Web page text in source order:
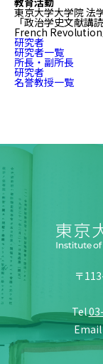
東京大学大学院 法
「政治学史文献
French Revolution
研究者
研究者一覧
所長・副所長
研究者
名誉教授一覧
〒
Tel
Email